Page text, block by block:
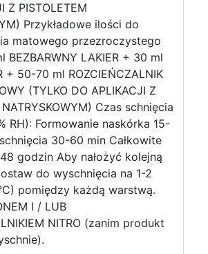
Z PISTOLETEM
Przykładowe ilości do
matowego przezroczystego
BEZBARWNY LAKIER + 30 ml
+ 50-70 ml ROZCIEŃCZALNIK
(TYLKO DO APLIKACJI Z
NATRYSKOWYM) Czas schnięcia
RH): Formowanie naskórka 15-
30-60 min Całkowite
godzin Aby nałożyć kolejną
do wyschnięcia na 1-2
pomiędzy każdą warstwą.
I / LUB
NITRO (zanim produkt